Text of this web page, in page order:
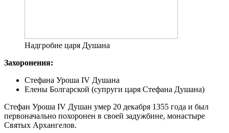
Надгробие царя Душана
Захоронения:
Стефана Уроша IV Душана
Елены Болгарской (супруги царя Стефана Душана)
Стефан Уроша IV Душан умер 20 декабря 1355 года и был
первоначально похоронен в своей задужбине, монастыре
Святых Архангелов.